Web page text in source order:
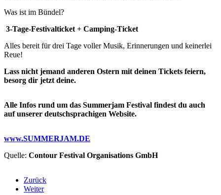
Was ist im Bündel?
3-Tage-Festivalticket + Camping-Ticket
Alles bereit für drei Tage voller Musik, Erinnerungen und keinerlei
Reue!
Lass nicht jemand anderen Ostern mit deinen Tickets feiern,
besorg dir jetzt deine.
Alle Infos rund um das Summerjam Festival findest du auch
auf unserer deutschsprachigen Website.
www.SUMMERJAM.DE
Quelle: Contour Festival Organisations GmbH
Zurück
Weiter